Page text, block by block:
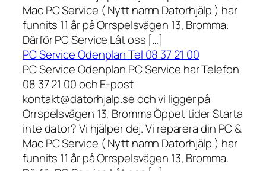
Mac PC Service ( Nytt namn Datorhjälp ) har
funnits 11 år på Orrspelsvägen 13, Bromma.
Därför PC Service Låt oss […]
PC Service Odenplan Tel 08 37 21 00
PC Service Odenplan PC Service har Telefon
08 37 21 00 och E-post
kontakt@datorhjalp.se och vi ligger på
Orrspelsvägen 13, Bromma Öppet tider Starta
inte dator? Vi hjälper dej. Vi reparera din PC &
Mac PC Service ( Nytt namn Datorhjälp ) har
funnits 11 år på Orrspelsvägen 13, Bromma.